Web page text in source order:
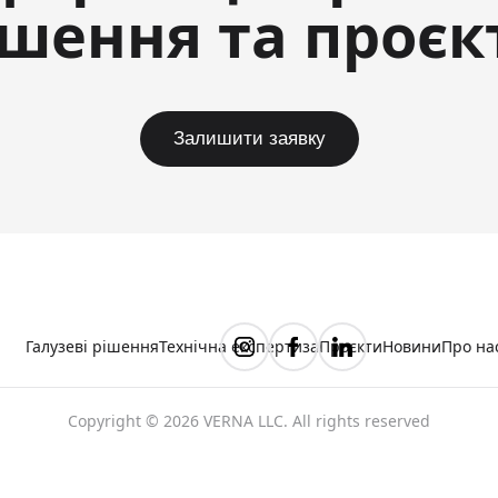
та
Залишити заявку
Галузеві рішенняТехнічна експертизаПроєктиНовиниПро
Copyright © 2026 VERNA LLC. All rights reserved